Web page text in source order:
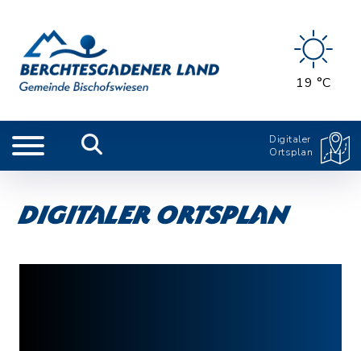
19 °C
Digitaler
Ortsplan
Digitaler Ortsplan